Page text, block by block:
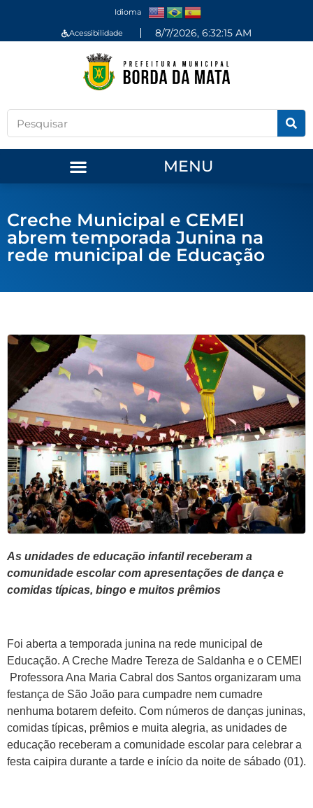
Idioma
Acessibilidade 8/7/2026, 6:32:15 AM
MENU
Creche Municipal e CEMEI
abrem temporada Junina na
rede municipal de Educação
As unidades de educação infantil receberam a
comunidade escolar com apresentações de dança e
comidas típicas, bingo e muitos prêmios
Foi aberta a temporada junina na rede municipal de
Educação. A Creche Madre Tereza de Saldanha e o CEMEI
Professora Ana Maria Cabral dos Santos organizaram uma
festança de São João para cumpadre nem cumadre
nenhuma botarem defeito. Com números de danças juninas,
comidas típicas, prêmios e muita alegria, as unidades de
educação receberam a comunidade escolar para celebrar a
festa caipira durante a tarde e início da noite de sábado (01).